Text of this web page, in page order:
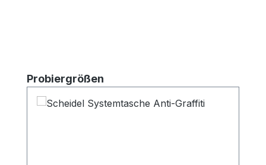
Produktgalerie überspringen
Probiergrößen